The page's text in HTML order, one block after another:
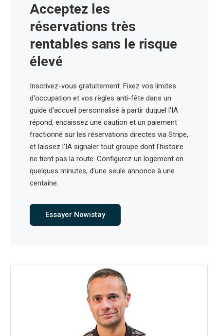
Acceptez les
réservations très
rentables sans le risque
élevé
Inscrivez-vous gratuitement. Fixez vos limites
d'occupation et vos règles anti-fête dans un
guide d'accueil personnalisé à partir duquel l'IA
répond, encaissez une caution et un paiement
fractionné sur les réservations directes via Stripe,
et laissez l'IA signaler tout groupe dont l'histoire
ne tient pas la route. Configurez un logement en
quelques minutes, d'une seule annonce à une
centaine.
Essayer Nowistay